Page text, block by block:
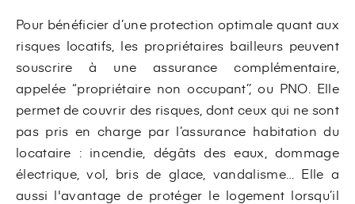
Pour bénéficier d’une protection optimale quant aux
risques locatifs, les propriétaires bailleurs peuvent
souscrire à une assurance complémentaire,
appelée “propriétaire non occupant’’, ou PNO. Elle
permet de couvrir des risques, dont ceux qui ne sont
pas pris en charge par l’assurance habitation du
locataire : incendie, dégâts des eaux, dommage
électrique, vol, bris de glace, vandalisme… Elle a
aussi l'avantage de protéger le logement lorsqu’il